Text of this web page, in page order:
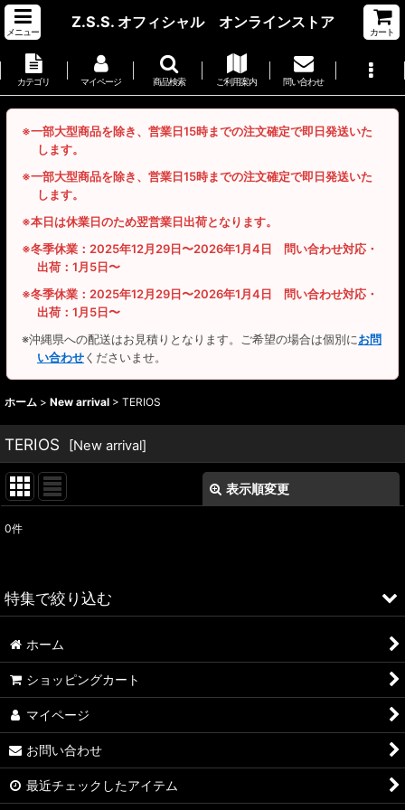
メニュー
Z.S.S. オフィシャル オンラインストア
カート
カテゴリ マイページ 商品検索 ご利用案内 問い合わせ
※一部大型商品を除き、営業日15時までの注文確定で即日発送いた
します。
※一部大型商品を除き、営業日15時までの注文確定で即日発送いた
します。
※本日は休業日のため翌営業日出荷となります。
※冬季休業：2025年12月29日〜2026年1月4日 問い合わせ対応・
出荷：1月5日〜
※冬季休業：2025年12月29日〜2026年1月4日 問い合わせ対応・
出荷：1月5日〜
※沖縄県への配送はお見積りとなります。ご希望の場合は個別にお問
い合わせくださいませ。
ホーム > New arrival > TERIOS
TERIOS [New arrival]
表示順変更
並び順:
0件
特集で絞り込む
ALFA ROMEO > 156
ALFA ROMEO > 147
ALFA ROMEO > 159
A4
ホーム
ショッピングカート
マイページ
お問い合わせ
最近チェックしたアイテム